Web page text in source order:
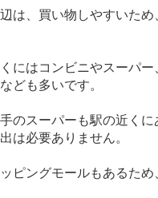
は、買い物しやすいた
にはコンビニやスーパ
ども多いです。
のスーパーも駅の近く
は必要ありません。
ピングモールもあるた